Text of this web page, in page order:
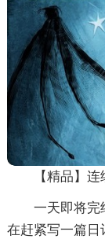
【精品】
一天即将完
在赶紧写一篇日